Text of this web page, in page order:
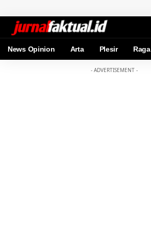
News Opinion Arta Plesir Raga
- ADVERTISEMENT -